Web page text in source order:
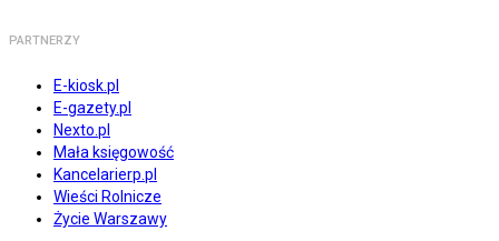
PARTNERZY
E-kiosk.pl
E-gazety.pl
Nexto.pl
Mała księgowość
Kancelarierp.pl
Wieści Rolnicze
Życie Warszawy